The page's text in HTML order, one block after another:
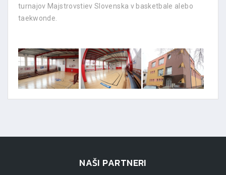
turnajov Majstrovstiev Slovenska v basketbale alebo
taekwonde.
NAŠI PARTNERI